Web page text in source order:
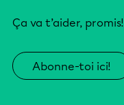
Ça va t’aider, promis!
Abonne-toi ici!